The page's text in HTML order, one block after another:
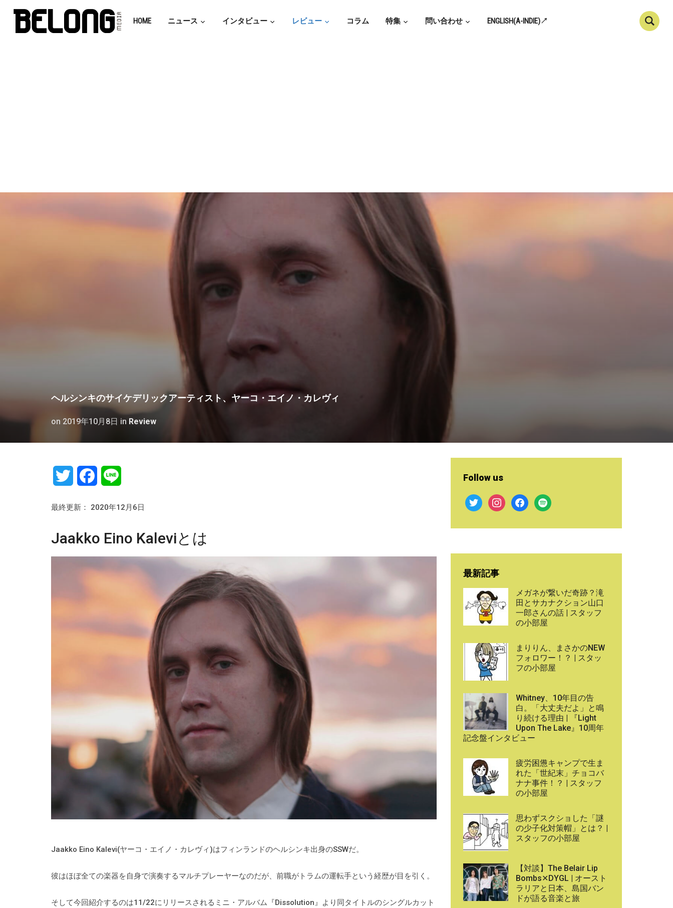
HOME ニュース インタビュー レビュー コラム 特集 問い合わせ ENGLISH(A-INDIE)↗
ヘルシンキのサイケデリックアーティスト、ヤーコ・エイノ・カレヴィ
on 2019年10月8日 in Review
Twitter Facebook
最終更新： 2020年12月6日
Jaakko Eino Kaleviとは
Jaakko Eino Kalevi(ヤーコ・エイノ・カレヴィ)はフィンランドのヘルシンキ出身のSSWだ。
彼はほぼ全ての楽器を自身で演奏するマルチプレーヤーなのだが、前職がトラムの運転手という経歴が目を引く。
そして今回紹介するのは11/22にリリースされるミニ・アルバム『Dissolution』より同タイトルのシングルカット
Follow us
twitter instagramfacebook
spotify
最新記事
メガネが繋いだ奇跡？滝
田とサカナクション山口
一郎さんの話 | スタッフ
の小部屋
まりりん、まさかのNEW
フォロワー！？ | スタッ
フの小部屋
Whitney、10年目の告
白。「大丈夫だよ」と鳴
り続ける理由 | 『Light
Upon The Lake』10周年
記念盤インタビュー
疲労困憊キャンプで生ま
れた「世紀末」チョコバ
ナナ事件！？ | スタッフ
の小部屋
思わずスクショした「謎
の少子化対策帽」とは？ |
スタッフの小部屋
【対談】The Belair Lip
Bombs✕DYGL | オースト
ラリアと日本、島国バン
ドが語る音楽と旅